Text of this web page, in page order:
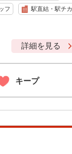
フ 駅直結・駅チカ
詳細を見る
キープ